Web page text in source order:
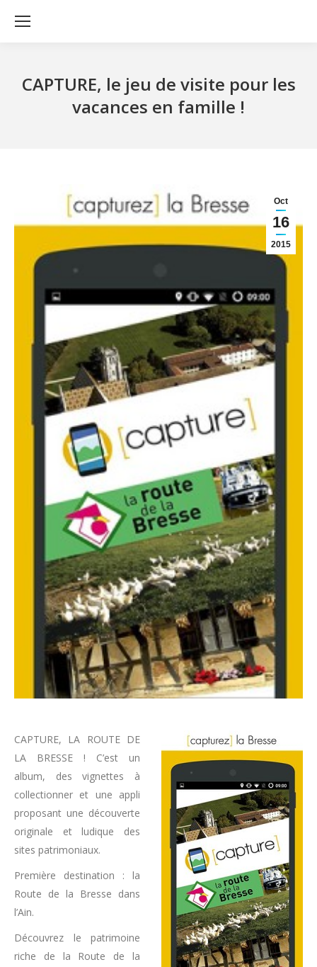
CAPTURE, le jeu de visite pour les
vacances en famille !
Oct
16
2015
CAPTURE, LA ROUTE DE
LA BRESSE ! C’est un
album, des vignettes à
collectionner et une appli
proposant une découverte
originale et ludique des
sites patrimoniaux.
Première destination : la
Route de la Bresse dans
l’Ain.
Découvrez le patrimoine
riche de la Route de la